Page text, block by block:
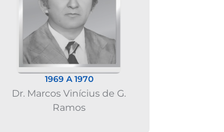
1969 A 1970
Dr. Marcos Vinícius de G.
Ramos